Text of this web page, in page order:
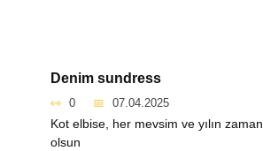
Denim sundress
0 07.04.2025
Kot elbise, her mevsim ve yılın
olsun